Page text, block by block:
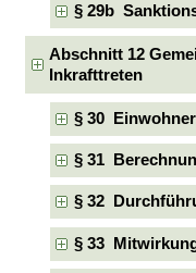
§ 29b
Abschnitt 12
Inkrafttreten
§ 30
§ 31
§ 32
§ 33